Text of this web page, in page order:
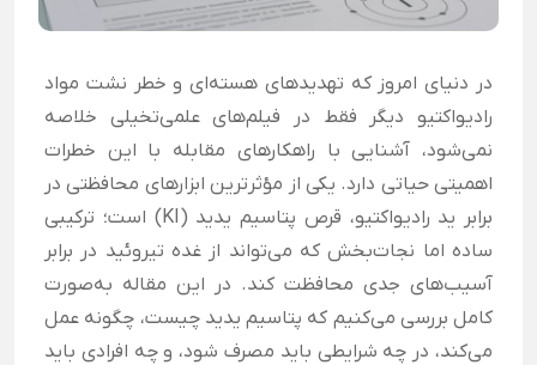
در دنیای امروز که تهدیدهای هسته‌ای و خطر نشت مواد
رادیواکتیو دیگر فقط در فیلم‌های علمی‌تخیلی خلاصه
نمی‌شود، آشنایی با راهکارهای مقابله با این خطرات
اهمیتی حیاتی دارد. یکی از مؤثرترین ابزارهای محافظتی در
برابر ید رادیواکتیو، قرص پتاسیم یدید (KI) است؛ ترکیبی
ساده اما نجات‌بخش که می‌تواند از غده تیروئید در برابر
آسیب‌های جدی محافظت کند. در این مقاله به‌صورت
کامل بررسی می‌کنیم که پتاسیم یدید چیست، چگونه عمل
می‌کند، در چه شرایطی باید مصرف شود، و چه افرادی باید